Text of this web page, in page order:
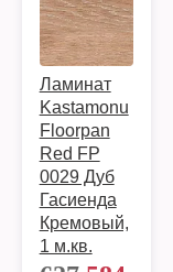
Ламинат
Kastamonu
Floorpan
Red FP
0029 Дуб
Гасиенда
Кремовый,
1 м.кв.